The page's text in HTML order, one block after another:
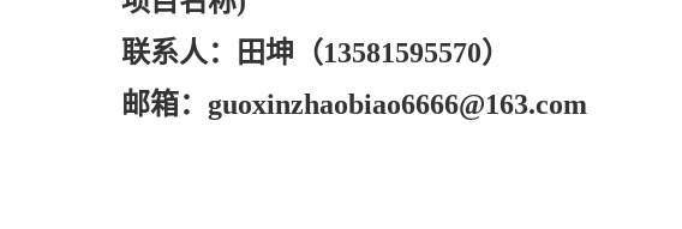
联系人：田坤（13581595570）
邮箱： guoxinzhaobiao6666@163.com